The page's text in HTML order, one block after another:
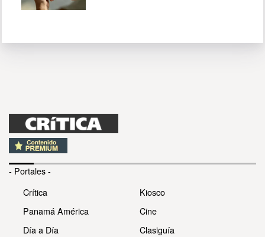
- Portales -
Crítica
Panamá América
Día a Día
Kiosco
Cine
Clasiguía